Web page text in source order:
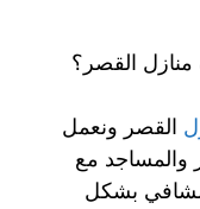
القصر؟
القصر ونعمل
والمساجد مع
بشكل